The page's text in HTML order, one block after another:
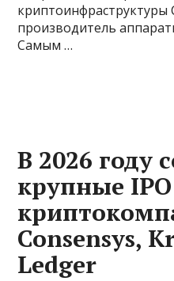
криптоинфраструктуры
производитель
Самым …
В 2026 году
крупные IPO
Consensys,
Ledger